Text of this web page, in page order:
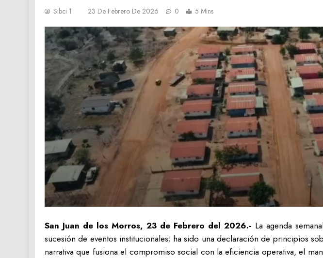
Sibci 1 23 De Febrero De 2026 0 5 Mins
San Juan de los Morros, 23 de Febrero del 2026.- La agenda
sucesión de eventos institucionales; ha sido una declaración de principios
narrativa que fusiona el compromiso social con la eficiencia operativa, el